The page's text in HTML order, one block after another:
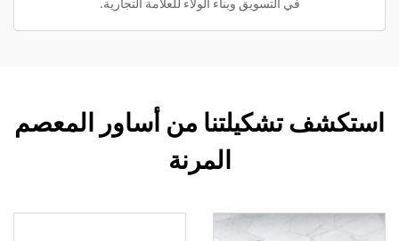
استكشف تشكيلتنا من أساور المعصم
المرنة